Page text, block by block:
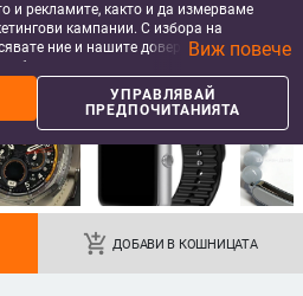
add_shopping_cart ДОБАВИ В КОШНИЦАТА
Нов HW92 Bluetooth смарт
часовник с голям екран, функция
за измерване на пулса,
водоустойчив, спортен, за мъже и
43.64 85.35 лв
add_shopping_cart
и рекламите, както и да измерваме
кампании. С избора на
ние и нашите доверени партньори
технологии на вашето устройство
Можете по всяко време да управлявате
„Управлявай предпочитанията“.
нашата
Виж повече
УПРАВЛЯВАЙ
ПРЕДПОЧИТАНИЯТА